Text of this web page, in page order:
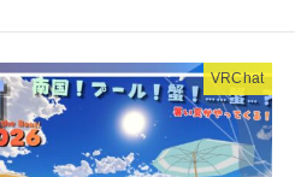
VRChat